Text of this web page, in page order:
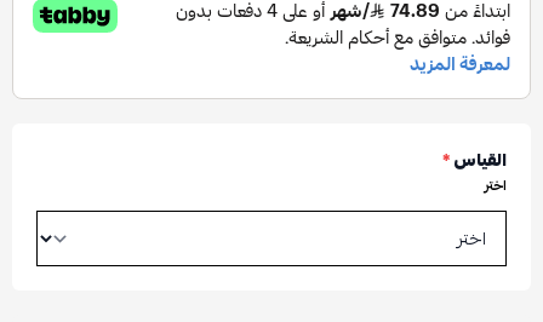
القياس*
اختر